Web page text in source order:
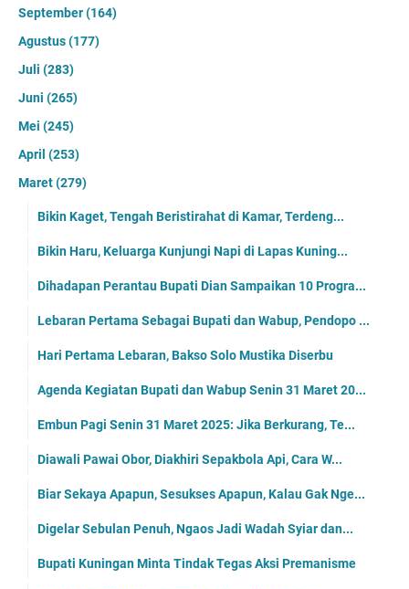
September(164)
Agustus(177)
Juli (283)
Juni (265)
Mei (245)
April (253)
Maret(279)
Bikin Kaget, Tengah Beristirahat di Kamar, Terdeng...
Bikin Haru, Keluarga Kunjungi Napi di Lapas Kuning...
Dihadapan Perantau Bupati Dian Sampaikan 10 Progra...
Lebaran Pertama Sebagai Bupati dan Wabup, Pendopo ...
Hari Pertama Lebaran, Bakso Solo Mustika Diserbu
Agenda Kegiatan Bupati dan Wabup Senin 31 Maret 20...
Embun Pagi Senin 31 Maret 2025: Jika Berkurang, Te...
Diawali Pawai Obor, Diakhiri Sepakbola Api, Cara W...
Biar Sekaya Apapun, Sesukses Apapun, Kalau Gak Nge...
Digelar Sebulan Penuh, Ngaos Jadi Wadah Syiar dan...
Bupati Kuningan Minta Tindak Tegas Aksi Premanisme